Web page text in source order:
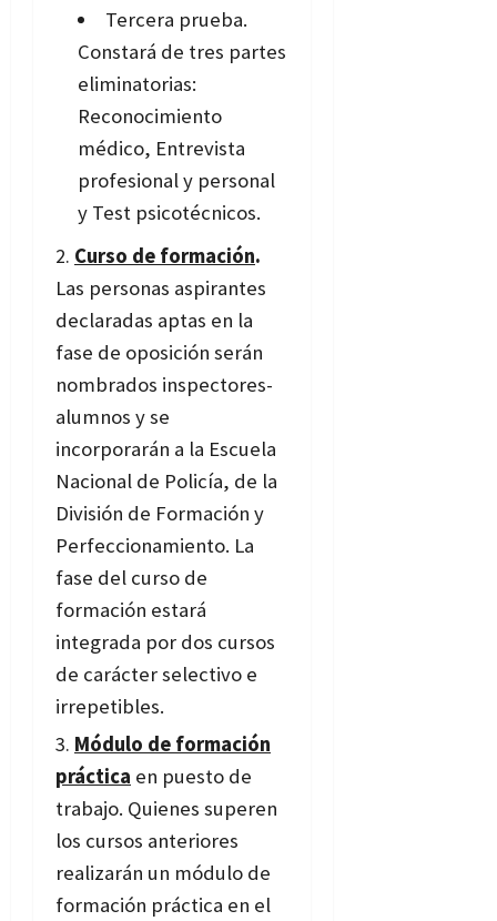
Tercera prueba.
Constará de tres partes
eliminatorias:
Reconocimiento
médico, Entrevista
profesional y personal
y Test psicotécnicos.
Curso de formación.
Las personas aspirantes
declaradas aptas en la
fase de oposición serán
nombrados inspectores-
alumnos y se
incorporarán a la Escuela
Nacional de Policía, de la
División de Formación y
Perfeccionamiento. La
fase del curso de
formación estará
integrada por dos cursos
de carácter selectivo e
irrepetibles.
Módulo de formación
práctica en puesto de
trabajo. Quienes superen
los cursos anteriores
realizarán un módulo de
formación práctica en el